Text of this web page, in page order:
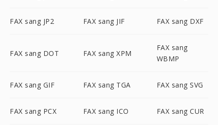
FAX sang JP2 FAX sang JIF FAX sang DXF
FAX sang DOT FAX sang XPM
FAX sang
WBMP
FAX sang GIF FAX sang TGA FAX sang SVG
FAX sang PCX FAX sang ICO FAX sang CUR